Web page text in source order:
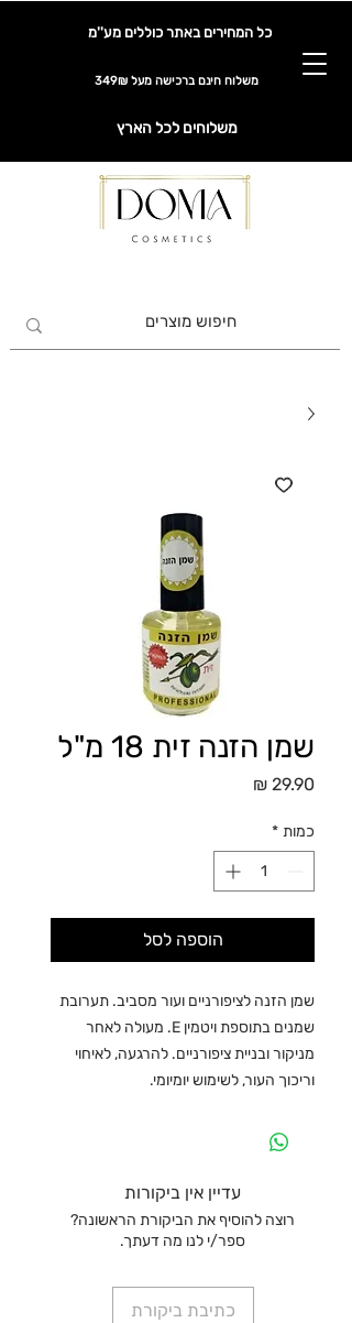
כל המחירים באתר כוללים מע''מ
משלוח חינם ברכישה מעל 349₪
משלוחים לכל הארץ
שמן הזנה זית 18 מ"ל
כמות *
הוספה לסל
שמן הזנה לציפורניים ועור מסביב. תערובת
שמנים בתוספת ויטמין E. מעולה לאחר
מניקור ובניית ציפורניים. להרגעה, לאיחוי
וריכוך העור, לשימוש יומיומי.
עדיין אין ביקורות
רוצה להוסיף את הביקורת הראשונה?
ספר/י לנו מה דעתך.
כתיבת ביקורת